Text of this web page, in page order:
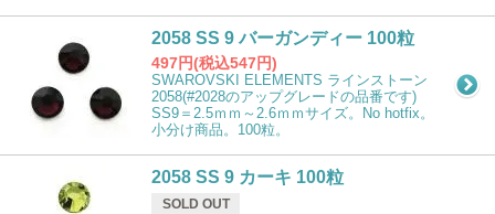
2058 SS 9 バーガンディー 100粒
497円(税込547円)
SWAROVSKI ELEMENTS ラインストーン
2058(#2028のアップグレードの品番です)
SS9＝2.5ｍｍ～2.6ｍｍサイズ。No hotfix。
小分け商品。100粒。
2058 SS 9 カーキ 100粒
SOLD OUT